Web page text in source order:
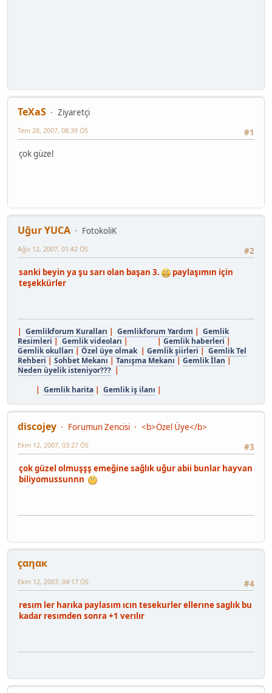
TeXaS
Ziyaretçi
#1
Tem 28, 2007, 08:39 ÖS
çok güzel
Uğur YUCA
FotokoliK
#2
Ağu 12, 2007, 01:42 ÖS
sanki beyin ya şu sarı olan başan 3.
paylaşımın için
teşekkürler
| Gemlikforum Kuralları | Gemlikforum Yardım | Gemlik
Resimleri | Gemlik videoları | | Gemlik haberleri |
Gemlik okulları | Özel üye olmak| Gemlik şiirleri | Gemlik Tel
Rehberi | Sohbet Mekanı | Tanışma Mekanı | Gemlik İlan |
Neden üyelik isteniyor??? |
| Gemlik harita | Gemlik iş ilanı |
discojey Forumun Zencisi
<b>Özel Üye</b>
#3
Ekm 12, 2007, 03:27 ÖS
çok güzel olmuşşş emeğine sağlık uğur abii bunlar hayvan
biliyomussunnn
çαηαк
#4
Ekm 12, 2007, 04:17 ÖS
resım ler harıka paylasım ıcın tesekurler ellerıne saglık bu
kadar resımden sonra +1 verılır